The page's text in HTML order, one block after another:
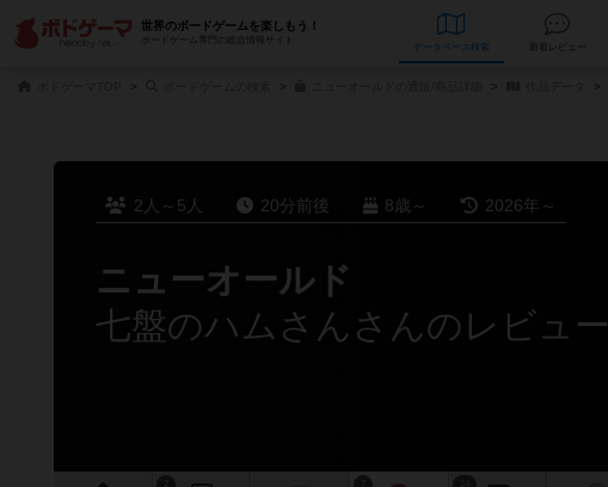
世界のボードゲームを楽しもう！
ボードゲーム専門の総合情報サイト
データベース
2人～5人 20分前後 8歳～ 2026年～
ニューオールド
七盤のハムさんさんのレビュー